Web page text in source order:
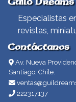
Especialistas
revistas,
Contáctanos
Av. Nueva
Santiago, Chile.
222317137